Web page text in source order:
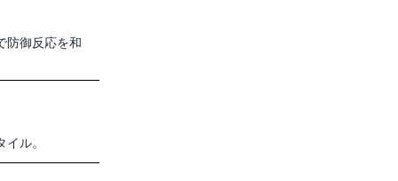
防御反応を和
ル。